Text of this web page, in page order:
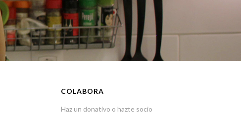
COLABORA
Haz un donativo o hazte socio